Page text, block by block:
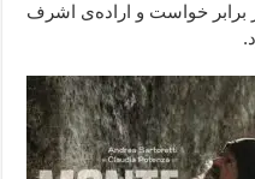
برابر خواست و اراده‌ی اشرف